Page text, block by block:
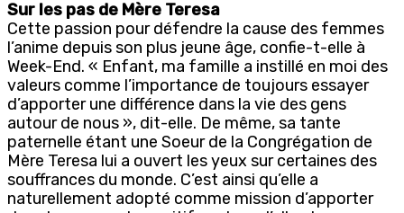
Sur les pas de Mère Teresa
Cette passion pour défendre la cause des femmes
l’anime depuis son plus jeune âge, confie-t-elle à
Week-End. « Enfant, ma famille a instillé en moi des
valeurs comme l’importance de toujours essayer
d’apporter une différence dans la vie des gens
autour de nous », dit-elle. De même, sa tante
paternelle étant une Soeur de la Congrégation de
Mère Teresa lui a ouvert les yeux sur certaines des
souffrances du monde. C’est ainsi qu’elle a
naturellement adopté comme mission d’apporter